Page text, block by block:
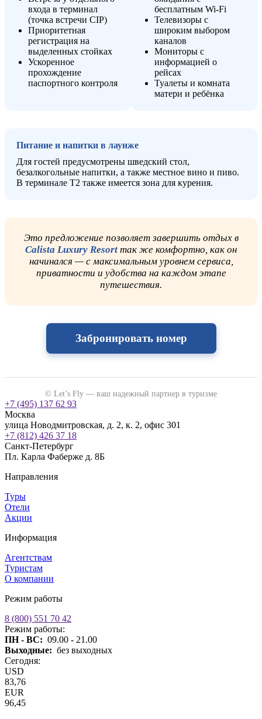
входа в терминал
(точка встречи CIP)
Приоритетная
регистрация на
выделенных стойках
Ускоренное
прохождение
паспортного контроля
бесплатным Wi-Fi
Телевизоры с
широким выбором
каналов
Мониторы с
информацией о
рейсах
Туалеты и комната
матери и ребёнка
Питание и напитки в лаунже
Для гостей предусмотрены шведский стол,
безалкогольные напитки, а также местное вино и пиво.
В терминале T2 также имеется зона для курения.
Это предложение позволяет завершить отдых в
Calista Luxury Resort так же комфортно, как он
начинался — с максимальным уровнем сервиса,
приватности и удобства на каждом этапе
путешествия.
Забронировать номер
© Let’s Fly — ваш надежный партнер в туризме
+7 (495) 137 62 93
Москва
улица Новодмитровская, д. 2, к. 2, офис 301
+7 (812) 426 37 18
Санкт-Петербург
Пл. Карла Фаберже д. 8Б
Направления
Туры
Отели
Акции
Информация
Агентствам
Туристам
О компании
Режим работы
8 (800) 551 70 42
Режим работы:
ПН - ВС: 09.00 - 21.00
Выходные: без выходных
Сегодня:
USD
83,76
EUR
96,45